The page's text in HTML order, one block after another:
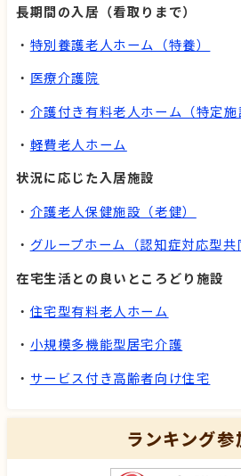
長期間の入居（看取りまで）
・ 特別養護老人ホーム（特養）
・ 医療介護院
・ 介護付き有料老人ホーム（特定施
・ 軽費老人ホーム
状況に応じた入居施設
・ 介護老人保健施設（老健）
・ グループホーム（認知症対応型共
在宅生活との良いところどり施設
・ 住宅型有料老人ホーム
・ 小規模多機能型居宅介護
・ サービス付き高齢者向け住宅
ランキング参